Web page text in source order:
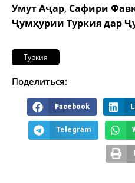
Умут Аҷар, Сафири
Ҷумҳурии Туркия дар
Туркия
Поделиться:
Facebook
Telegram